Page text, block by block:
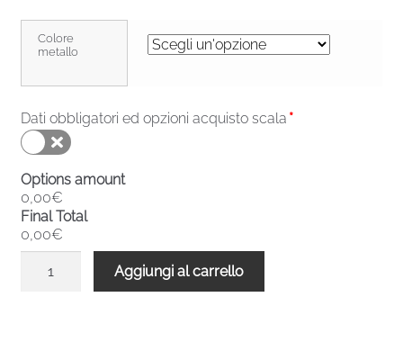
Colore
metallo
Dati obbligatori ed opzioni acquisto scala *
Options amount
0,00€
Final Total
0,00€
Aggiungi al carrello